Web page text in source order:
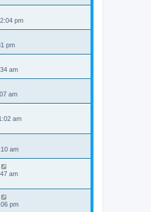
pm
pm
am
am
am
am
am
pm